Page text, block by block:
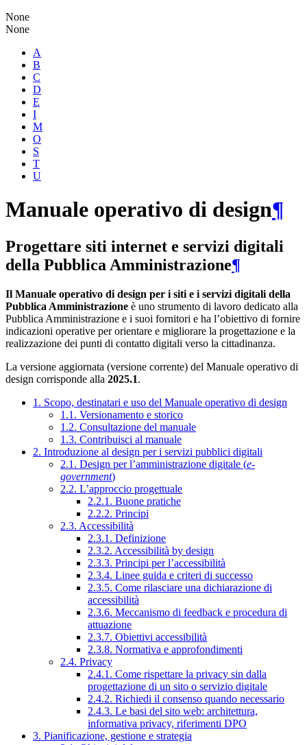
None
None
A
B
C
D
E
I
M
O
S
T
U
Manuale operativo di design¶
Progettare siti internet e servizi digitali
della Pubblica Amministrazione¶
Il Manuale operativo di design per i siti e i servizi digitali della
Pubblica Amministrazione è uno strumento di lavoro dedicato alla
Pubblica Amministrazione e i suoi fornitori e ha l’obiettivo di fornire
indicazioni operative per orientare e migliorare la progettazione e la
realizzazione dei punti di contatto digitali verso la cittadinanza.
La versione aggiornata (versione corrente) del Manuale operativo di
design corrisponde alla 2025.1.
1. Scopo, destinatari e uso del Manuale operativo di design
1.1. Versionamento e storico
1.2. Consultazione del manuale
1.3. Contribuisci al manuale
2. Introduzione al design per i servizi pubblici digitali
2.1. Design per l’amministrazione digitale (e-
government)
2.2. L’approccio progettuale
2.2.1. Buone pratiche
2.2.2. Principi
2.3. Accessibilità
2.3.1. Definizione
2.3.2. Accessibilità by design
2.3.3. Principi per l’accessibilità
2.3.4. Linee guida e criteri di successo
2.3.5. Come rilasciare una dichiarazione di
accessibilità
2.3.6. Meccanismo di feedback e procedura di
attuazione
2.3.7. Obiettivi accessibilità
2.3.8. Normativa e approfondimenti
2.4. Privacy
2.4.1. Come rispettare la privacy sin dalla
progettazione di un sito o servizio digitale
2.4.2. Richiedi il consenso quando necessario
2.4.3. Le basi del sito web: architettura,
informativa privacy, riferimenti DPO
3. Pianificazione, gestione e strategia